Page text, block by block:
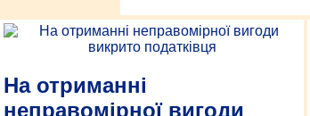
На отриманні
неправомірної вигоди